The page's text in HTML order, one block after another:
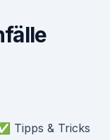
Tipps & Tricks